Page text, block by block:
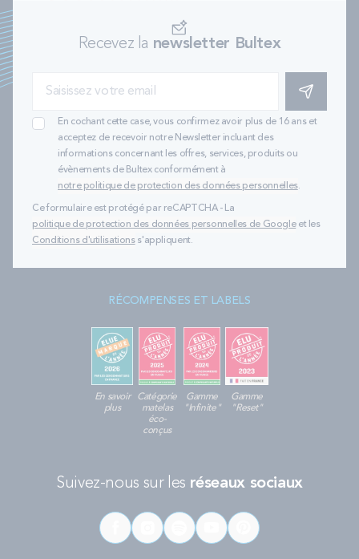
Recevez la newsletter Bultex
S'INSCRIRE
En cochant cette case, vous confirmez avoir plus de 16 ans et
acceptez de recevoir notre Newsletter incluant des
informations concernant les offres, services, produits ou
évènements de Bultex conformément à
notre politique de protection des données personnelles.
Ce formulaire est protégé par reCAPTCHA - La
politique de protection des données personnelles de Googleet les
Conditions d'utilisationss'appliquent.
RÉCOMPENSES ET LABELS
En savoir
plus
Catégorie
matelas
éco-
conçus
Gamme
"Infinite"
Gamme
"Reset"
Suivez-nous sur les réseaux sociaux